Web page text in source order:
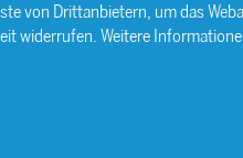
von Drittanbietern, um das
widerrufen. Weitere